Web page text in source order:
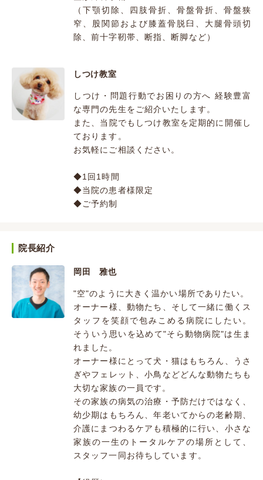
（下顎切除、四肢骨折、骨盤骨折、骨盤狭
窄、股関節および膝蓋骨脱臼、大腿骨頭切
除、前十字靭帯、断指、断脚など）
しつけ教室
しつけ・問題行動でお困りの方へ 経験豊富
な専門の先生をご紹介いたします。
また、当院でもしつけ教室を定期的に開催し
ております。
お気軽にご相談ください。
◆1回1時間
◆当院の患者様限定
◆ご予約制
院長紹介
岡田 雅也
"空"のように大きく温かい場所でありたい。
オーナー様、動物たち、そして一緒に働くス
タッフを笑顔で包みこめる病院にしたい。
そういう思いを込めて"そら動物病院"は生ま
れました。
オーナー様にとって犬・猫はもちろん、うさ
ぎやフェレット、小鳥などどんな動物たちも
大切な家族の一員です。
その家族の病気の治療・予防だけではなく、
幼少期はもちろん、年老いてからの老齢期、
介護にまつわるケアも積極的に行い、小さな
家族の一生のトータルケアの場所として、
スタッフ一同お待ちしています。